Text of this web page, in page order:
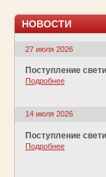
НОВОСТИ
27 июля 2026
Поступление
Подробнее
14 июля 2026
Поступление
Подробнее